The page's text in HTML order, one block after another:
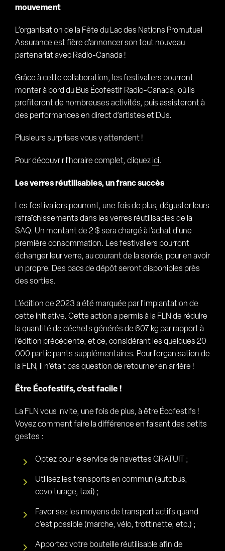
mouvement
L’organisation de la Fête du Lac des Nations Promutuel
Assurance est fière d’annoncer son tout nouveau
partenariat avec Radio-Canada !
Grâce à cette collaboration, les festivaliers pourront
monter à bord du Bus Écofestif Radio-Canada, où ils
profiteront de nombreuses activités, puis assisteront à
des performances en direct d’artistes et DJs.
Plusieurs surprises vous y attendent !
Pour découvrir l’horaire complet, cliquez ici.
Les verres réutilisables, un franc succès
Les festivaliers pourront, une fois de plus, déguster leurs
rafraîchissements dans les verres réutilisables de la
SAQ. Un montant de 2 $ sera chargé à l’achat d’une
première consommation. Les festivaliers pourront
échanger leur verre, au courant de la soirée, pour en avoir
un propre. Des bacs de dépôt seront disponibles près
des sorties.
L’édition de 2023 a été marquée par l’implantation de
cette initiative. Cette action a permis à la FLN de réduire
la quantité de déchets générés de 607 kg par rapport à
l’édition précédente, et ce, considérant les quelques 20
000 participants supplémentaires. Pour l’organisation de
la FLN, il n’était pas question de retourner en arrière !
Être Écofestifs, c’est facile !
La FLN vous invite, une fois de plus, à être Écofestifs !
Voyez comment faire la différence en faisant des petits
gestes :
Optez pour le service de navettes GRATUIT ;
Utilisez les transports en commun (autobus,
covoiturage, taxi) ;
Favorisez les moyens de transport actifs quand
c’est possible (marche, vélo, trottinette, etc.) ;
Apportez votre bouteille réutilisable afin de